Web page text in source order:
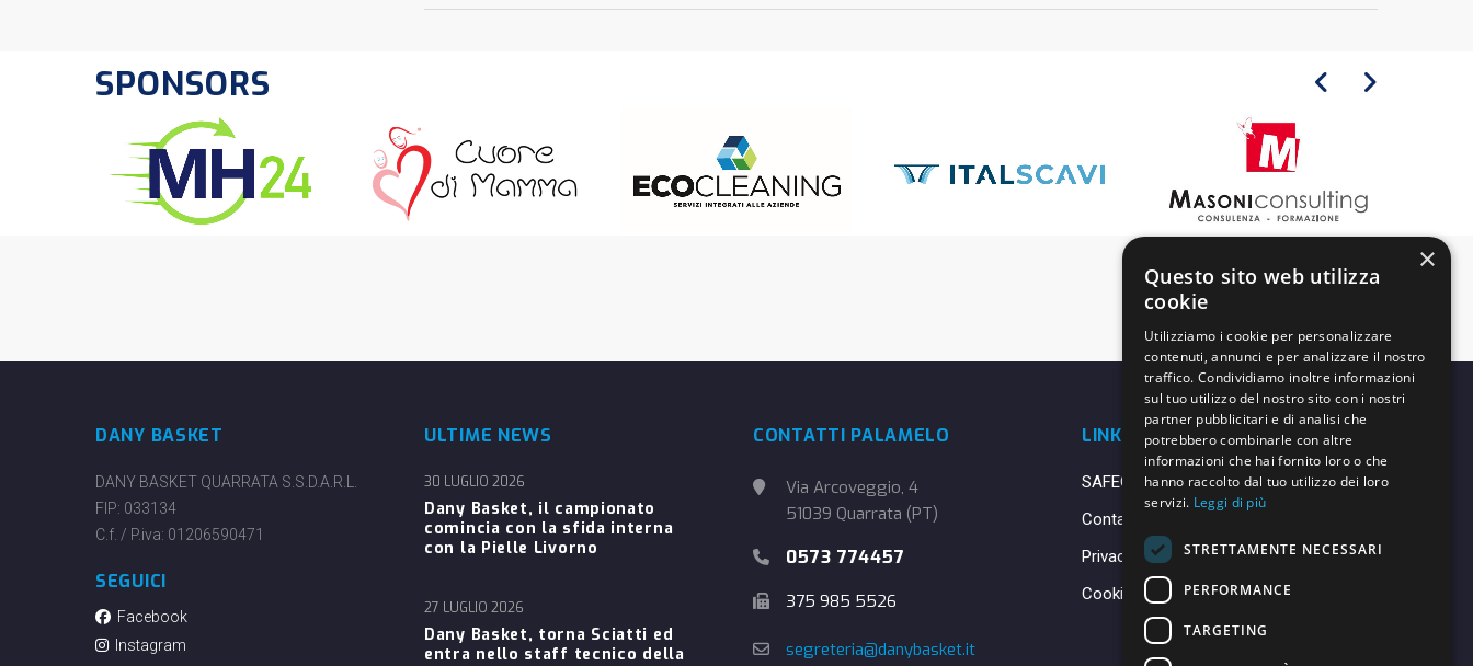
SPONSORS
DANY BASKET
DANY BASKET QUARRATA S.S.D.A.R.L.
FIP: 033134
C.f. / P.iva: 01206590471
SEGUICI
Facebook
Instagram
ULTIME NEWS
Dany Basket, il campionato
comincia con la sfida interna
con la Pielle Livorno
30 LUGLIO 2026
Dany Basket, torna Sciatti ed
entra nello staff tecnico della
27 LUGLIO 2026
CONTATTI PALAMELO
Via Arcoveggio, 4
51039 Quarrata (PT)
0573 774457
375 985 5526
segreteria@danybasket.it
LINK UTILI
SAFEGUARDING
Contatti
Privacy Policy
Cookie Policy
×
Questo sito web utilizza
cookie
Utilizziamo i cookie per personalizzare
contenuti, annunci e per analizzare il nostro
traffico. Condividiamo inoltre informazioni
sul tuo utilizzo del nostro sito con i nostri
partner pubblicitari e di analisi che
potrebbero combinarle con altre
informazioni che hai fornito loro o che
hanno raccolto dal tuo utilizzo dei loro
servizi. Leggi di più
STRETTAMENTE NECESSARI
PERFORMANCE
TARGETING